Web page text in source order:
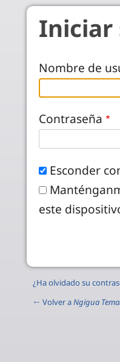
Pasar al contenido
Iniciar
Nombre de
Contraseña
Esconder
este
¿Ha olvidado su
← Volver aNgigua